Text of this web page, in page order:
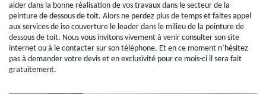
aider dans la bonne réalisation de vos travaux dans le secteur de la
peinture de dessous de toit. Alors ne perdez plus de temps et faites appel
aux services de iso couverture le leader dans le milieu de la peinture de
dessous de toit. Nous vous invitons vivement à venir consulter son site
internet ou à le contacter sur son téléphone. Et en ce moment n’hésitez
pas à demander votre devis et en exclusivité pour ce mois-ci il sera fait
gratuitement.